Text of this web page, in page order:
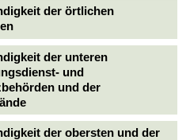
der örtlichen
der unteren
und
und der
der obersten und der